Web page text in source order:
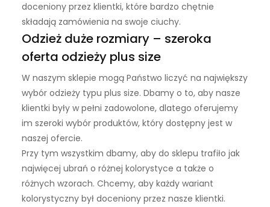
doceniony przez klientki, które bardzo chętnie
składają zamówienia na swoje ciuchy.
Odzież duże rozmiary – szeroka
oferta odzieży plus size
W naszym sklepie mogą Państwo liczyć na największy
wybór odzieży typu plus size. Dbamy o to, aby nasze
klientki były w pełni zadowolone, dlatego oferujemy
im szeroki wybór produktów, który dostępny jest w
naszej ofercie.
Przy tym wszystkim dbamy, aby do sklepu trafiło jak
najwięcej ubrań o różnej kolorystyce a także o
różnych wzorach. Chcemy, aby każdy wariant
kolorystyczny był doceniony przez nasze klientki.